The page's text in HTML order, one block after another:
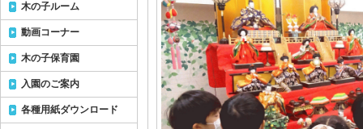
木の子ルーム
動画コーナー
木の子保育園
入園のご案内
各種用紙ダウンロード